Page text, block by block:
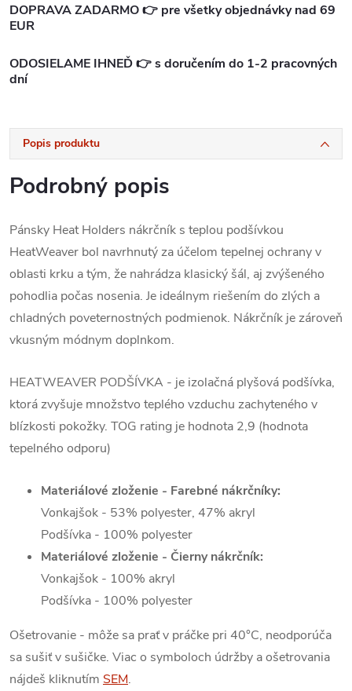
DOPRAVA ZADARMO 👉 pre všetky objednávky nad 69
EUR
ODOSIELAME IHNEĎ 👉 s doručením do 1-2 pracovných
dní
Popis produktu
Podrobný popis
Pánsky Heat Holders nákrčník s teplou podšívkou
HeatWeaver bol navrhnutý za účelom tepelnej ochrany v
oblasti krku a tým, že nahrádza klasický šál, aj zvýšeného
pohodlia počas nosenia. Je ideálnym riešením do zlých a
chladných poveternostných podmienok. Nákrčník je zároveň
vkusným módnym doplnkom.
HEATWEAVER PODŠÍVKA - je izolačná plyšová podšívka,
ktorá zvyšuje množstvo teplého vzduchu zachyteného v
blízkosti pokožky. TOG rating je hodnota 2,9 (hodnota
tepelného odporu)
Materiálové zloženie - Farebné nákrčníky:
Vonkajšok - 53% polyester, 47% akryl
Podšívka - 100% polyester
Materiálové zloženie - Čierny nákrčník:
Vonkajšok - 100% akryl
Podšívka - 100% polyester
Ošetrovanie - môže sa prať v práčke pri 40°C, neodporúča
sa sušiť v sušičke. Viac o symboloch údržby a ošetrovania
nájdeš kliknutím SEM.